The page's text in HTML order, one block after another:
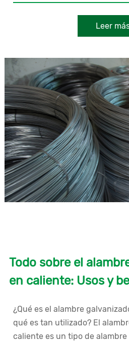
Leer
Todo sobre el
en caliente: Usos y
¿Qué es el alambre
qué es tan utilizado? El
caliente es un tipo de